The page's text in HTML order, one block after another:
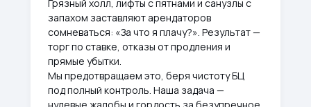
Грязный холл, лифты с пятнами и санузлы с
запахом заставляют арендаторов
сомневаться: «За что я плачу?». Результат —
торг по ставке, отказы от продления и
прямые убытки.
Мы предотвращаем это, беря чистоту БЦ
под полный контроль. Наша задача —